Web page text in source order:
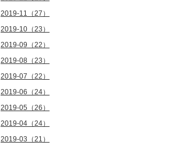
2019-11（27）
2019-10（23）
2019-09（22）
2019-08（23）
2019-07（22）
2019-06（24）
2019-05（26）
2019-04（24）
2019-03（21）